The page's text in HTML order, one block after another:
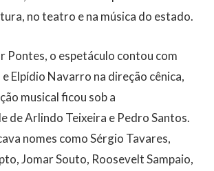
no teatro e na música do estado.
Pontes, o espetáculo contou com
e Elpídio Navarro na direção cênica,
musical ficou sob a
de Arlindo Teixeira e Pedro Santos.
nomes como Sérgio Tavares,
Jomar Souto, Roosevelt Sampaio,